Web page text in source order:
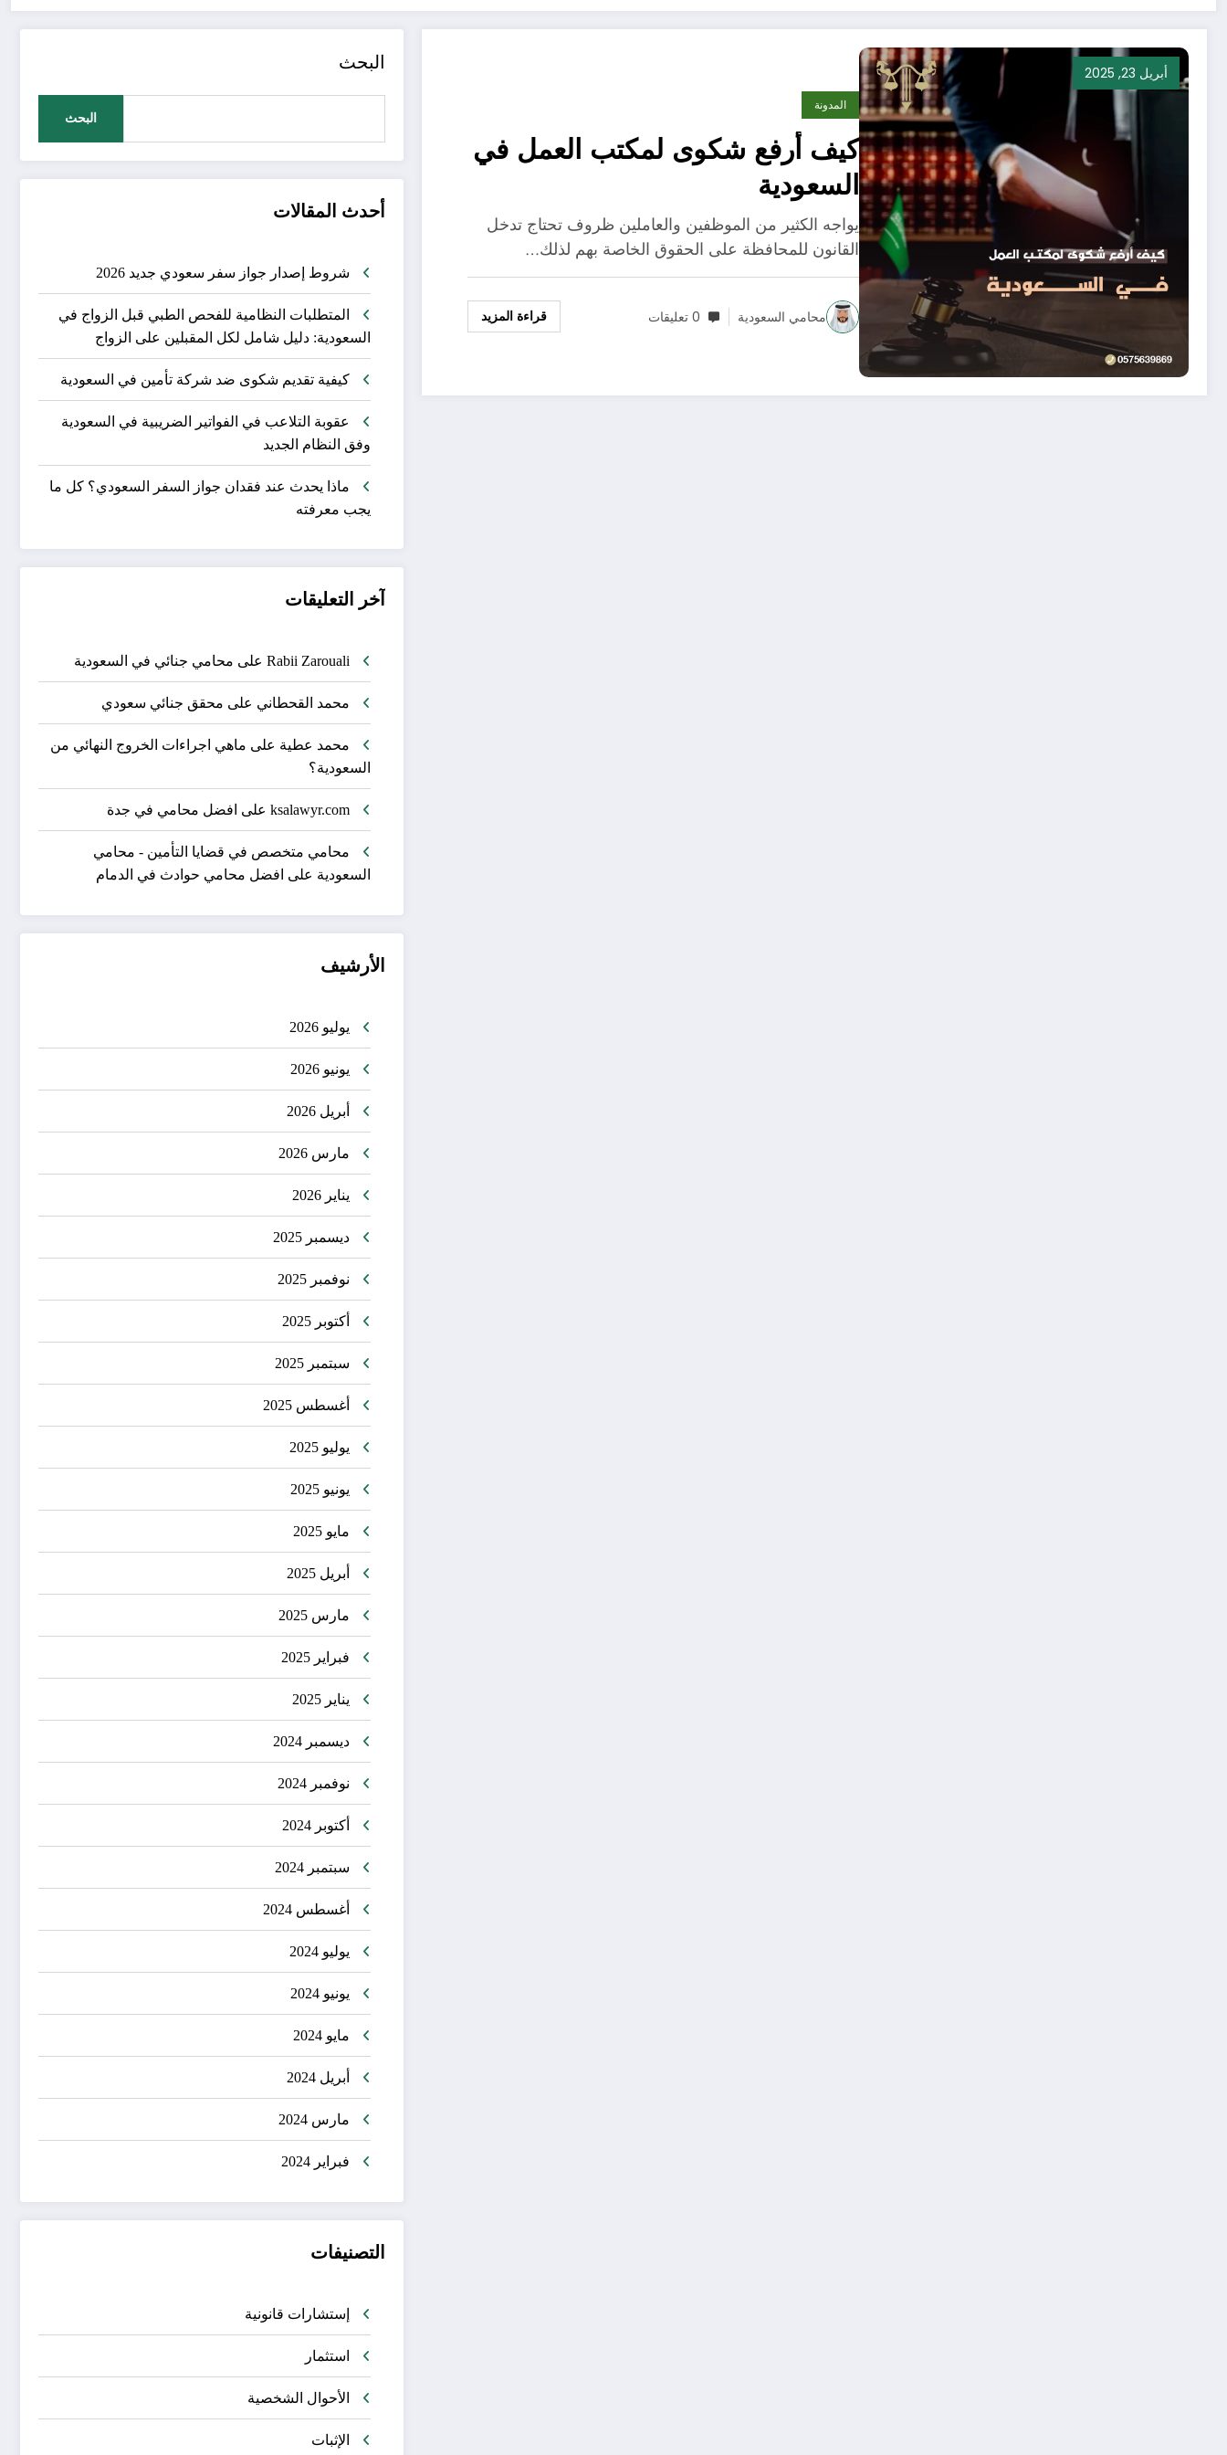
أبريل 23, 2025
المدونة
كيف أرفع شكوى لمكتب العمل في
السعودية
يواجه الكثير من الموظفين والعاملين ظروف تحتاج تدخل
القانون للمحافظة على الحقوق الخاصة بهم لذلك…
محامي السعودية 0 تعليقات قراءة المزيد
البحث
البحث
أحدث المقالات
شروط إصدار جواز سفر سعودي جديد 2026
المتطلبات النظامية للفحص الطبي قبل الزواج في
السعودية: دليل شامل لكل المقبلين على الزواج
كيفية تقديم شكوى ضد شركة تأمين في السعودية
عقوبة التلاعب في الفواتير الضريبية في السعودية
وفق النظام الجديد
ماذا يحدث عند فقدان جواز السفر السعودي؟ كل ما
يجب معرفته
آخر التعليقات
Rabii Zarouali على محامي جنائي في السعودية
محمد القحطاني على محقق جنائي سعودي
محمد عطية على ماهي اجراءات الخروج النهائي من
السعودية؟
ksalawyr.com على افضل محامي في جدة
محامي متخصص في قضايا التأمين - محامي
السعودية على افضل محامي حوادث في الدمام
الأرشيف
يوليو 2026
يونيو 2026
أبريل 2026
مارس 2026
يناير 2026
ديسمبر 2025
نوفمبر 2025
أكتوبر 2025
سبتمبر 2025
أغسطس 2025
يوليو 2025
يونيو 2025
مايو 2025
أبريل 2025
مارس 2025
فبراير 2025
يناير 2025
ديسمبر 2024
نوفمبر 2024
أكتوبر 2024
سبتمبر 2024
أغسطس 2024
يوليو 2024
يونيو 2024
مايو 2024
أبريل 2024
مارس 2024
فبراير 2024
التصنيفات
إستشارات قانونية
استثمار
الأحوال الشخصية
الإثبات